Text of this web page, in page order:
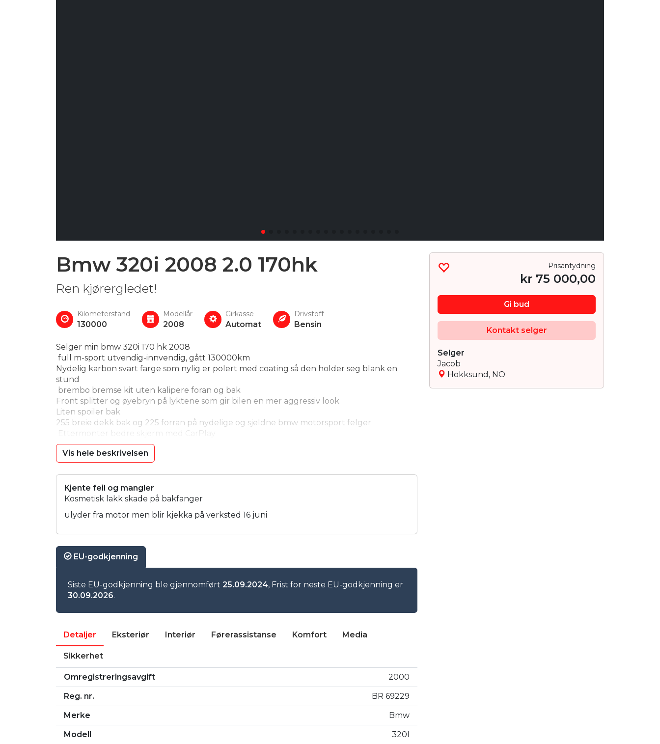
Bmw 320i 2008 2.0 170hk
Ren kjørergledet!
Kilometerstand
130000
Modellår
2008
Girkasse
Automat
Drivstoff
Bensin
Prisantydning
kr 75 000,00
Gi bud
Kontakt selger
Selger
Jacob
Hokksund, NO
Selger min bmw 320i 170 hk 2008
full m-sport utvendig-innvendig, gått 130000km
Nydelig karbon svart farge som nylig er polert med coating så den holder seg blank en
stund
brembo bremse kit uten kalipere foran og bak
Front splitter og øyebryn på lyktene som gir bilen en mer aggressiv look
Liten spoiler bak
255 breie dekk bak og 225 forran på nydelige og sjeldne bmw motorsport felger
Ettermonter bedre skjerm med CarPlay
Shadowline og elektrisk gardin i bakruta
Sterk 170 hester med god lyd
Ettermontert sota baklykter som gir et lite løft i rompa
2 tidligere eiere
Rust er minimalt
Full service historie
Bilen har fett behandling mot rust som ble påføret i september
dual klima kontrol
cruise control
varme setter
oppvarming i side speil
hifi lyd system
rygge kamera
nydelige bmw 216 styling motorsport felger
Også med fine vinter felger
Vis hele beskrivelsen
Kjente feil og mangler
Kosmetisk lakk skade på bakfanger
ulyder fra motor men blir kjekka på verksted 16 juni
EU-godkjenning
Siste EU-godkjenning ble gjennomført 25.09.2024, Frist for neste EU-godkjenning er
30.09.2026.
Detaljer Eksteriør Interiør Førerassistanse Komfort Media
Sikkerhet
Omregistreringsavgift 2000
Reg. nr. BR 69229
Merke Bmw
Modell 320I